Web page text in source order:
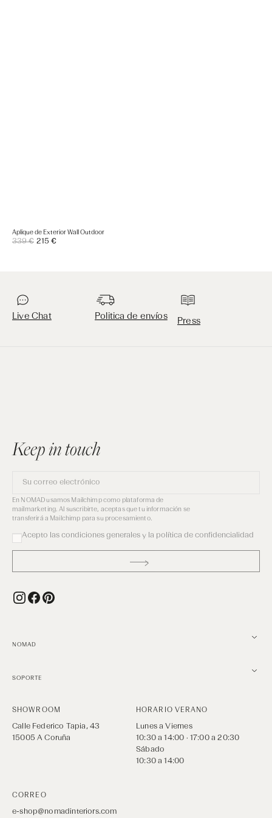
Aplique de Exterior Wall Outdoor
339 €
Precio
215 €
Live Chat Politica de envíos Press
Keep in touch
electrónico
En NOMAD usamos Mailchimp como plataforma de
mailmarketing. Al suscribirte, aceptas que tu información se
transferirá a Mailchimp para su procesamiento.
Acepto las condiciones generales y la política de confidencialidad
Instagram
Facebook
Pinterest
NOMAD
SOPORTE
SHOWROOM
Calle Federico Tapia, 43
15005 A Coruña
HORARIO VERANO
Lunes a Viernes
10:30 a 14:00 · 17:00 a 20:30
Sábado
10:30 a 14:00
CORREO
e-shop@nomadinteriors.com